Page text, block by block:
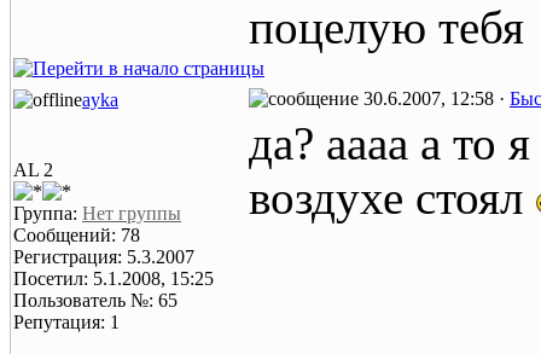
поцелую тебя
ayka 30.6.2007, 12:58 ·
AL 2
Группа: Нет группы
Сообщений: 78
Регистрация: 5.3.2007
Посетил: 5.1.2008, 15:25
Пользователь №: 65
Репутация: 1
да? аааа а то
воздухе стоял